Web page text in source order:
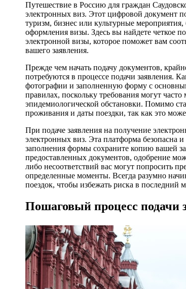
Путешествие в Россию для граждан
электронных виз. Этот цифровой документ
туризм, бизнес или культурные
оформления визы. Здесь вы найдете четкое
электронной визы, которое поможет вам
вашего заявления.
Прежде чем начать подачу документов,
потребуются в процессе подачи заявления.
фотографии и заполненную форму с
правилах, поскольку требования могут
эпидемиологической обстановки. Помимо
проживания и даты поездки, так как это
При подаче заявления на получение
электронных виз. Эта платформа безопасна
заполнения формы сохраните копию вашей
предоставленных документов, одобрение
либо несоответствий вас могут попросить
определенные моменты. Всегда разумно
поездок, чтобы избежать риска в последний
Пошаговый процесс подачи